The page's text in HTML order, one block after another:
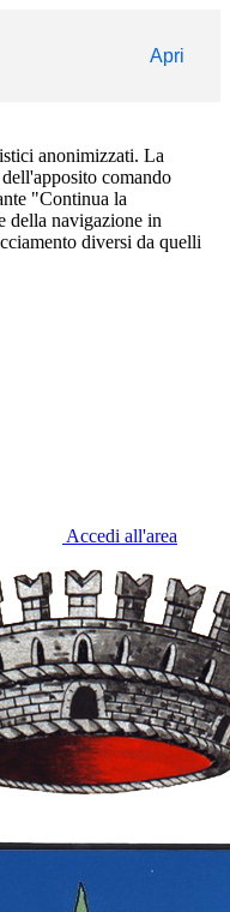
Apri
anonimizzati. La
comando
"Continua la
della navigazione in
diversi da quelli
Accedi all'area